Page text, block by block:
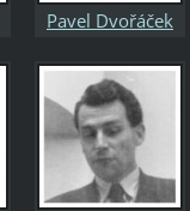
Pavel Dvořáček